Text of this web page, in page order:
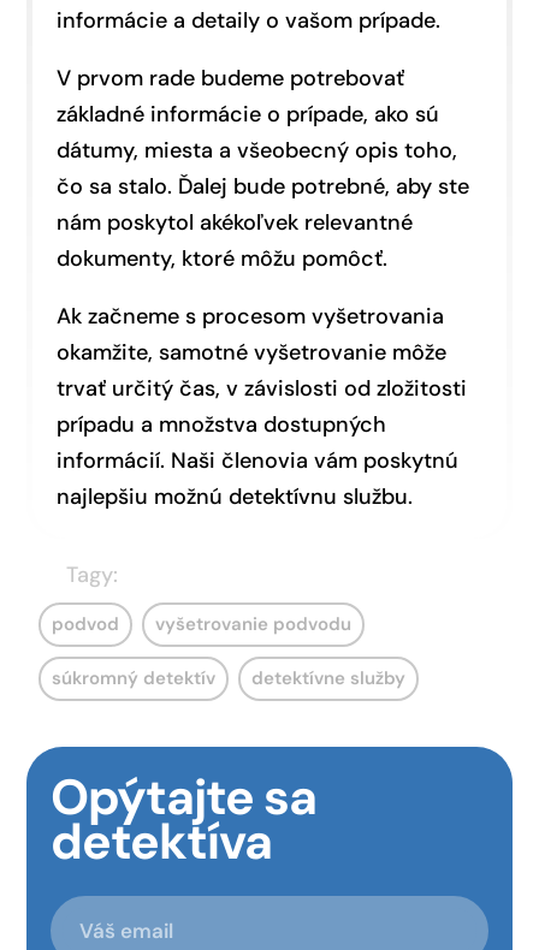
informácie a detaily o vašom prípade.
V prvom rade budeme potrebovať
základné informácie o prípade, ako sú
dátumy, miesta a všeobecný opis toho,
čo sa stalo. Ďalej bude potrebné, aby ste
nám poskytol akékoľvek relevantné
dokumenty, ktoré môžu pomôcť.
Ak začneme s procesom vyšetrovania
okamžite, samotné vyšetrovanie môže
trvať určitý čas, v závislosti od zložitosti
prípadu a množstva dostupných
informácií. Naši členovia vám poskytnú
najlepšiu možnú detektívnu službu.
Tagy:
podvod vyšetrovanie podvodu
súkromný detektív detektívne služby
Opýtajte sa
detektíva